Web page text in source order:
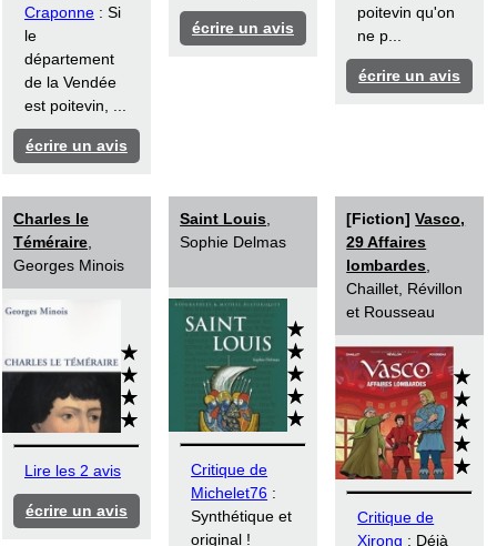
Craponne : Si
le
département
de la Vendée
est poitevin, ...
écrire un avis
écrire un avis
poitevin qu'on
ne p...
écrire un avis
Charles le
Téméraire
Georges Minois
Lire les 2 avis
écrire un avis
Saint Louis
Sophie Delmas
Critique de
Michelet76 :
Synthétique et
original !
[Fiction]Vasco,
29 Affaires
lombardes
Chaillet, Révillon
et Rousseau
Critique de
Xirong : Déjà